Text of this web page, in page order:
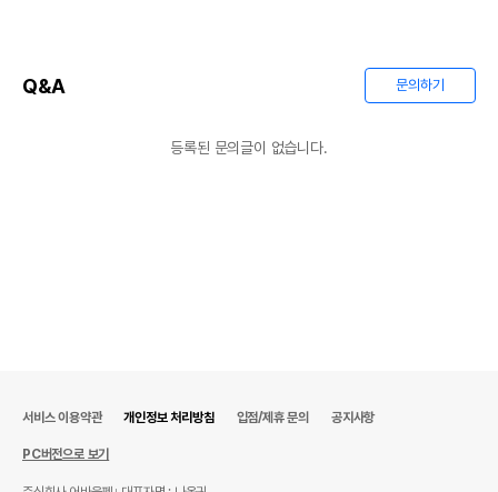
상품상세설명 참조
Q&A 문의하기
등록된 문의글이 없습니다.
서비스 이용약관 개인정보 처리방침 입점/제휴 문의 공지사항
PC버전으로 보기